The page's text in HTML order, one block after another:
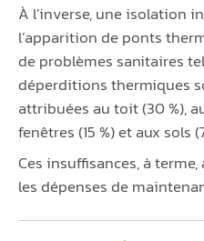
À l’inverse, une isolation
l’apparition de ponts
de problèmes sanitaires
déperditions thermiques
attribuées au toit (30 %),
fenêtres (15 %) et aux sols
Ces insuffisances, à
les dépenses de